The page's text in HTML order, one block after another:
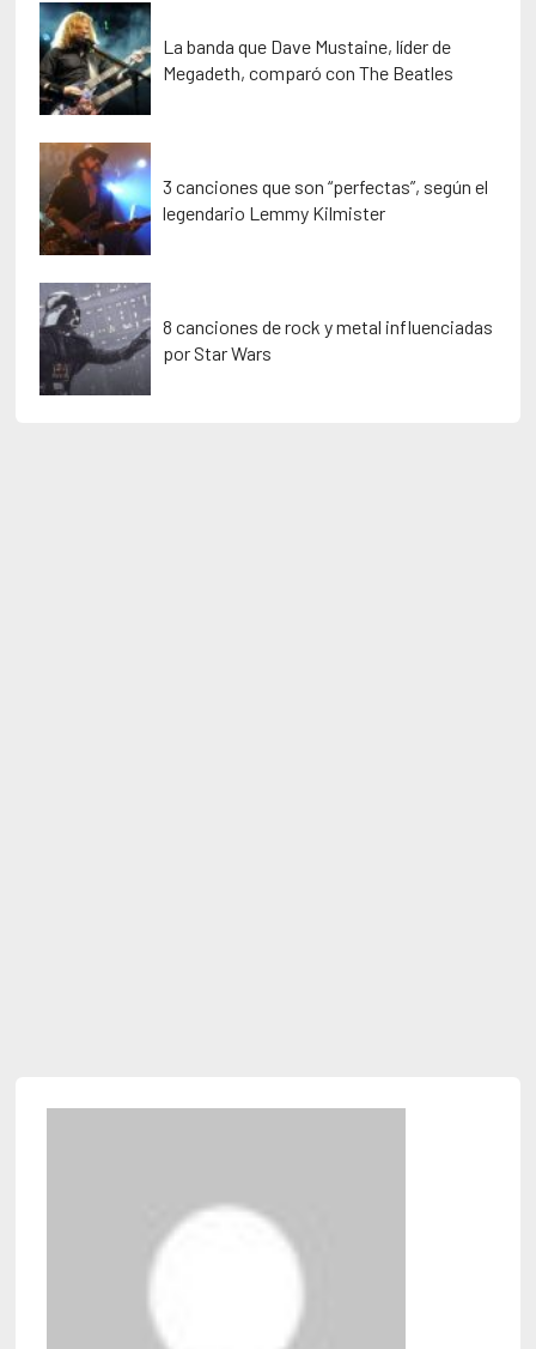
La banda que Dave Mustaine, líder de
Megadeth, comparó con The Beatles
3 canciones que son “perfectas”, según el
legendario Lemmy Kilmister
8 canciones de rock y metal influenciadas
por Star Wars